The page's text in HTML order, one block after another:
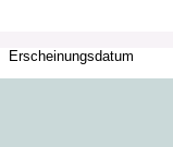
Erscheinungsdatum